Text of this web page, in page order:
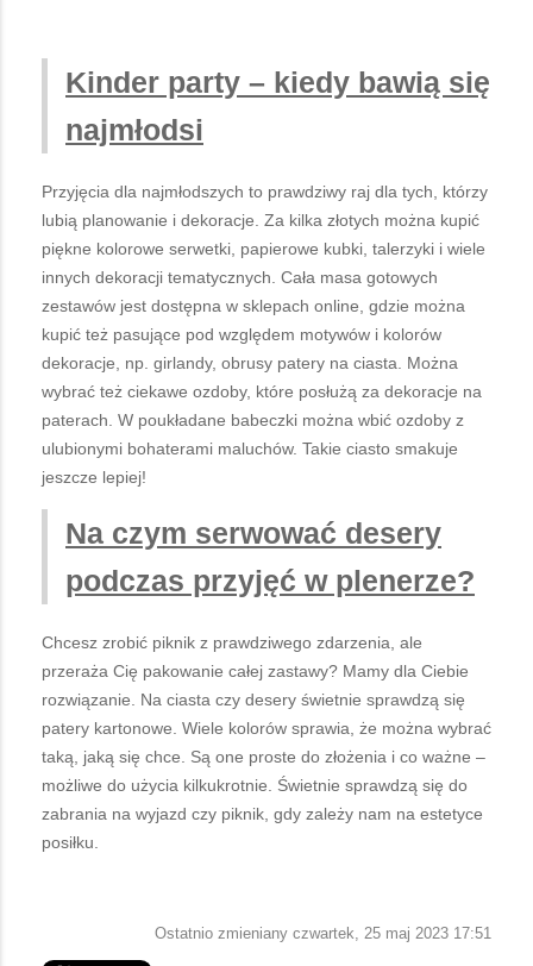
Kinder party – kiedy bawią się
najmłodsi
Przyjęcia dla najmłodszych to prawdziwy raj dla tych, którzy
lubią planowanie i dekoracje. Za kilka złotych można kupić
piękne kolorowe serwetki, papierowe kubki, talerzyki i wiele
innych dekoracji tematycznych. Cała masa gotowych
zestawów jest dostępna w sklepach online, gdzie można
kupić też pasujące pod względem motywów i kolorów
dekoracje, np. girlandy, obrusy patery na ciasta. Można
wybrać też ciekawe ozdoby, które posłużą za dekoracje na
paterach. W poukładane babeczki można wbić ozdoby z
ulubionymi bohaterami maluchów. Takie ciasto smakuje
jeszcze lepiej!
Na czym serwować desery
podczas przyjęć w plenerze?
Chcesz zrobić piknik z prawdziwego zdarzenia, ale
przeraża Cię pakowanie całej zastawy? Mamy dla Ciebie
rozwiązanie. Na ciasta czy desery świetnie sprawdzą się
patery kartonowe. Wiele kolorów sprawia, że można wybrać
taką, jaką się chce. Są one proste do złożenia i co ważne –
możliwe do użycia kilkukrotnie. Świetnie sprawdzą się do
zabrania na wyjazd czy piknik, gdy zależy nam na estetyce
posiłku.
Ostatnio zmieniany czwartek, 25 maj 2023 17:51